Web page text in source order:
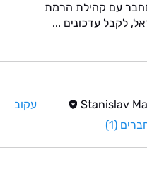
עם קהילת הרמת
לקבל עדכונים ...
Stanislav
עקוב
(1)